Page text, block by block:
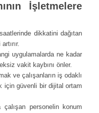
İşletmelere
dikkatini dağıtan
uygulamalarda ne kadar
vakit kaybını önler.
ve çalışanların iş odaklı
için güvenli bir dijital ortam
çalışan personelin konum